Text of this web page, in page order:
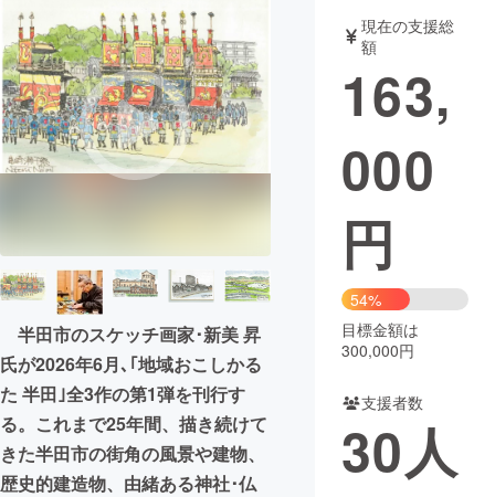
テクノロジー・ガジェット ゲーム・サ
映像・映画 書籍・雑誌
ビジネス・起業
まちづくり・地域活性化
CAMPFIRE for Social Good CAMPFIRE Creation
CAMPFIREふるさと納税machi-ya コミュニティ
半田市のスケッチ画家･新美 昇
氏が2026年6月､｢地域おこしかる
た 半田｣全3作の第1弾を刊行す
る。これまで25年間、描き続けて
きた半田市の街角の風景や建物、
歴史的建造物、由緒ある神社･仏
現在の支援総
額
163,
000
円
54%
目標金額は
300,000円
支援者数
30人